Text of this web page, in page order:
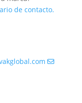
de contacto.